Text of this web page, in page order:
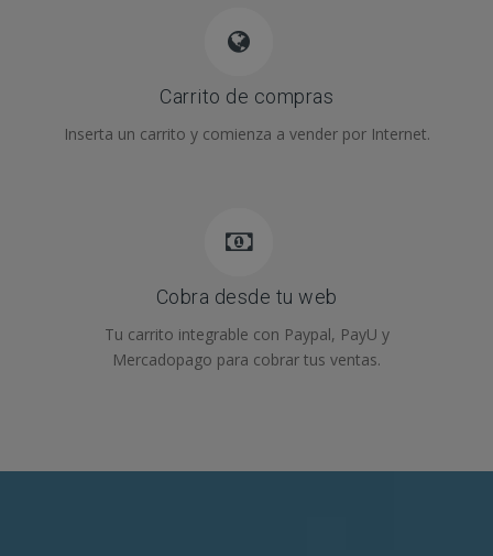
Carrito de compras
Inserta un carrito y comienza a vender por Internet.
Cobra desde tu web
Tu carrito integrable con Paypal, PayU y
Mercadopago para cobrar tus ventas.